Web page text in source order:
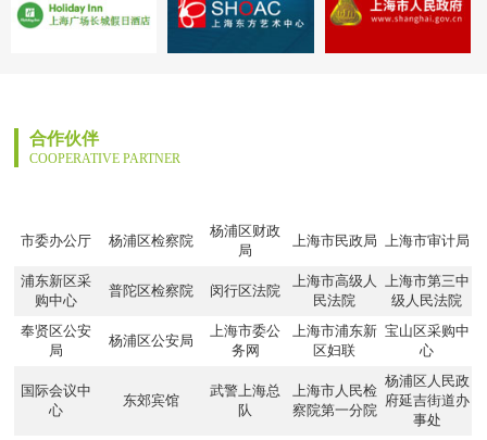
合作伙伴
COOPERATIVE PARTNER
市委办公厅 杨浦区检察院
杨浦区财政
局
上海市民政局 上海市审计局
浦东新区采
购中心
普陀区检察院 闵行区法院
上海市高级人
民法院
上海市第三中
级人民法院
奉贤区公安
局
杨浦区公安局
上海市委公
务网
上海市浦东新
区妇联
宝山区采购中
心
国际会议中
心
东郊宾馆
武警上海总
队
上海市人民检
察院第一分院
杨浦区人民政
府延吉街道办
事处